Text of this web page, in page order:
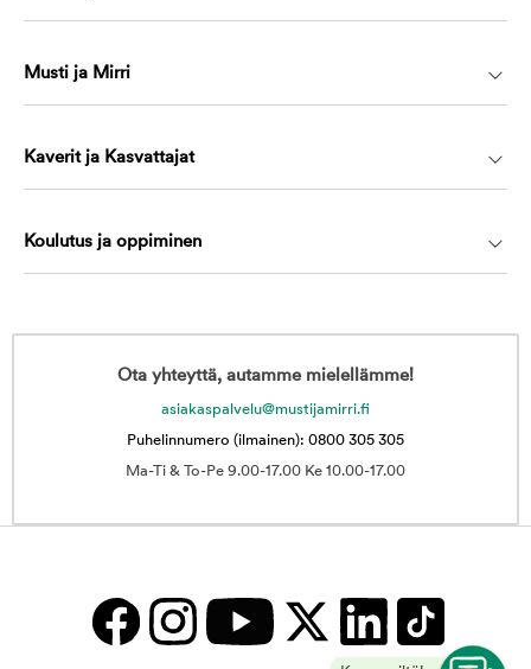
Musti ja Mirri
Kaverit ja Kasvattajat
Koulutus ja oppiminen
Ota yhteyttä, autamme mielellämme!
asiakaspalvelu@mustijamirri.fi
Puhelinnumero (ilmainen): 0800 305 305
Ma-Ti & To-Pe 9.00-17.00 Ke 10.00-17.00